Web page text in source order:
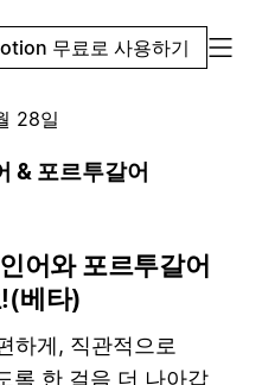
무료로 사용하기
28일
& 포르투갈어
어와 포르투갈어
베타)
하게, 직관적으로
록 한 걸음 더 나아갑